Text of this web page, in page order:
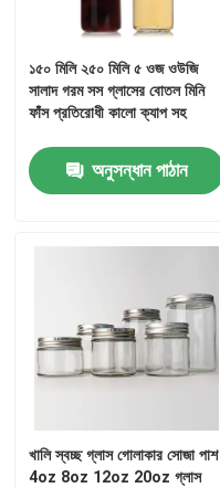
কারখানা ভ্রমণ
মান নিয়ন্ত্রণ
আমাদের সাথে যোগাযোগ করুন
গ্লাসের জার
গ্লাস কাপ
১৫০ মিলি ২৫০ মিলি ৫ ওজ ওউজি
সালাদ গরম সস গ্লাসের বোতল মিনি
ফাঁস প্রতিরোধী কালো ক্যাপ সহ
অনুসন্ধান পাঠান
খালি স্বচ্ছ গ্লাস গোলাকার সোজা পাশ
4oz 8oz 12oz 20oz গ্লাস